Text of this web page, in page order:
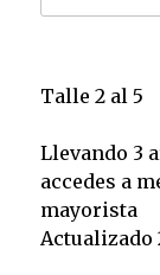
Talle 2 al 5
Llevando 3
accedes a
mayorista
Actualizado